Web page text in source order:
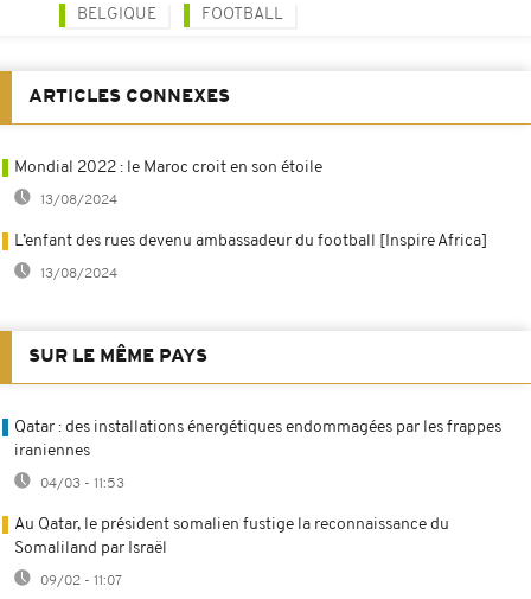
BELGIQUE FOOTBALL
ARTICLES CONNEXES
Mondial 2022 : le Maroc croit en son étoile
13/08/2024
L’enfant des rues devenu ambassadeur du football [Inspire Africa]
13/08/2024
SUR LE MÊME PAYS
Qatar : des installations énergétiques endommagées par les frappes
iraniennes
04/03 - 11:53
Au Qatar, le président somalien fustige la reconnaissance du
Somaliland par Israël
09/02 - 11:07